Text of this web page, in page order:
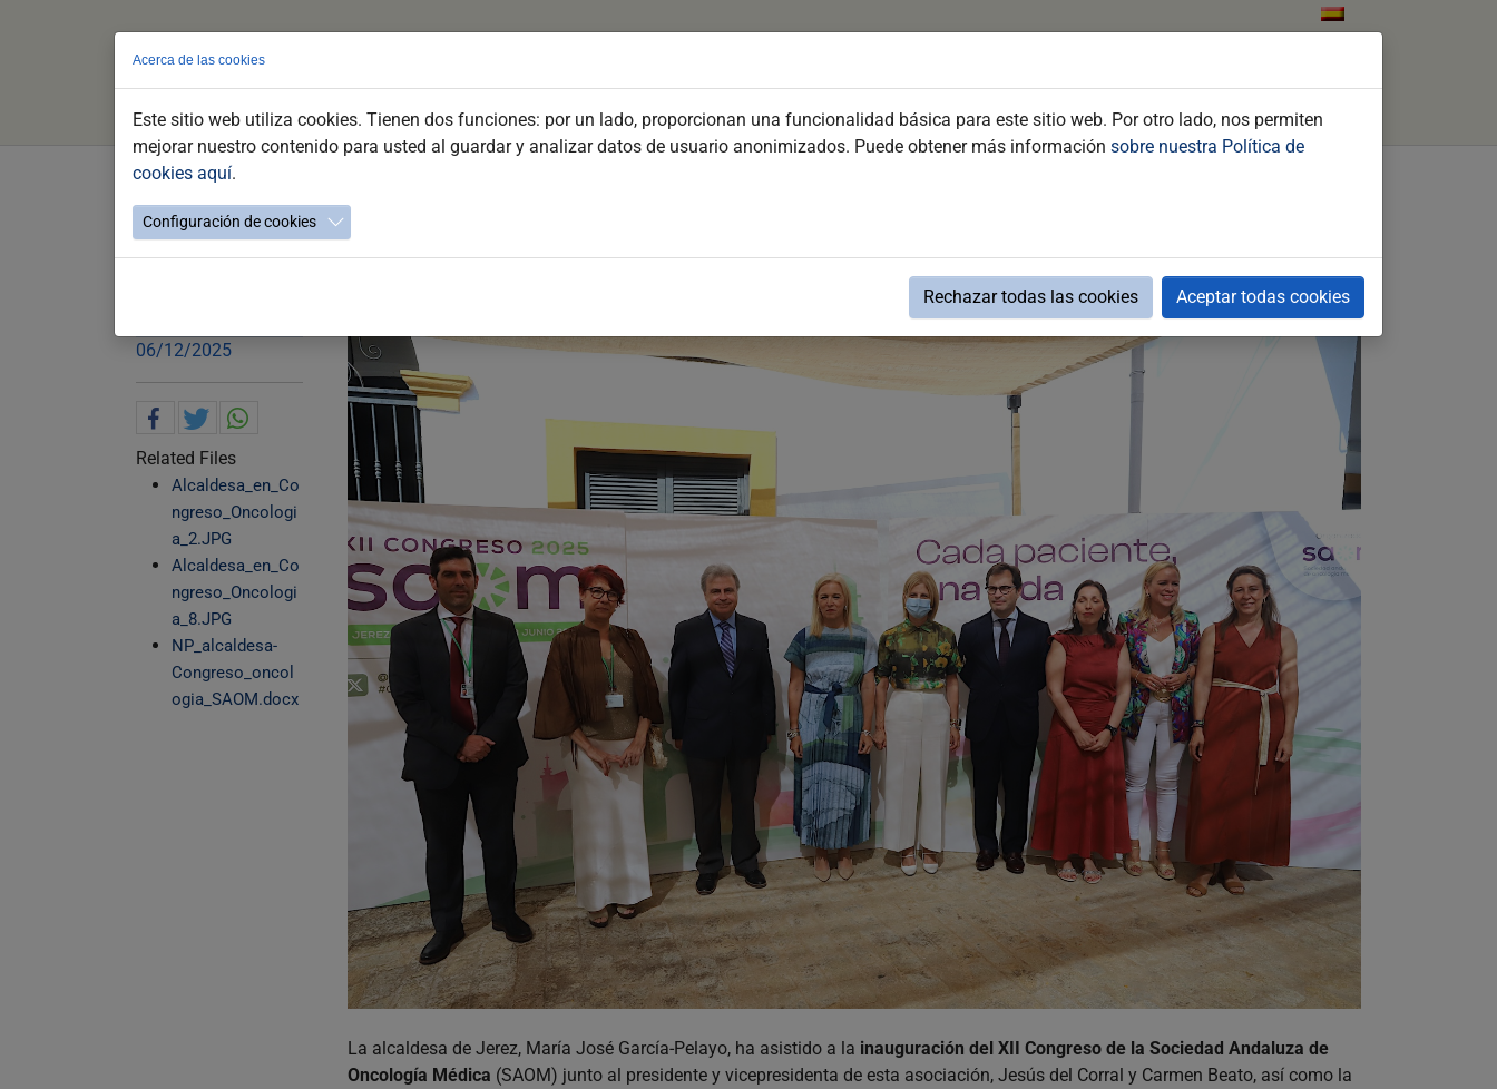
La alcaldesa asiste a la inauguración del XII Congreso de la Sociedad Andaluza de Oncología
Médica que trabaja y sigue avanzado en atención personalizada frente al cáncer
María José García-Pelayo ha pedido a la Sociedad que las conclusiones sirvan para actualizar el Plan Municipal de Salud
06/12/2025
Related Files
Alcaldesa_en_Co
ngreso_Oncologi
a_2.JPG
Alcaldesa_en_Co
ngreso_Oncologi
a_8.JPG
NP_alcaldesa-
Congreso_oncol
ogia_SAOM.docx
La alcaldesa de Jerez, María José García-Pelayo, ha asistido a la inauguración del XII Congreso de la Sociedad Andaluza de
Oncología Médica (SAOM) junto al presidente y vicepresidenta de esta asociación, Jesús del Corral y Carmen Beato, así como la
Acerca de las cookies
Este sitio web utiliza cookies. Tienen dos funciones: por un lado, proporcionan una funcionalidad básica para este sitio web. Por otro lado, nos permiten
mejorar nuestro contenido para usted al guardar y analizar datos de usuario anonimizados. Puede obtener más información sobre nuestra Política de
cookies aquí.
Configuración de cookies
Rechazar todas las cookies Aceptar todas cookies